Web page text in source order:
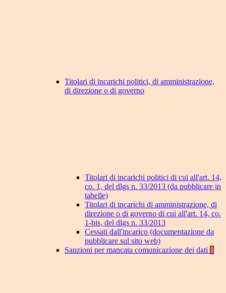
Titolari di incarichi politici, di amministrazione,
di direzione o di governo
Titolari di incarichi politici di cui all'art. 14,
co. 1, del dlgs n. 33/2013 (da pubblicare in
tabelle)
Titolari di incarichi di amministrazione, di
direzione o di governo di cui all'art. 14, co.
1-bis, del dlgs n. 33/2013
Cessati dall'incarico (documentazione da
pubblicare sul sito web)
Sanzioni per mancata comunicazione dei dati 1